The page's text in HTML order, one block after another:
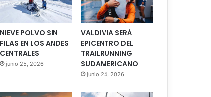
NIEVE POLVO SIN
FILAS EN LOS ANDES
CENTRALES
junio 25, 2026
VALDIVIA SERÁ
EPICENTRO DEL
TRAILRUNNING
SUDAMERICANO
junio 24, 2026